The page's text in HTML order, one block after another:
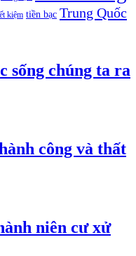
kiệm tiền bạc Trung Quốc
sống chúng ta ra
công và thất
niên cư xử